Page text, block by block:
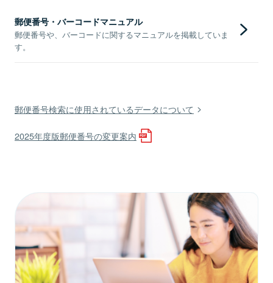
郵便番号・バーコードマニュアル
郵便番号や、バーコードに関するマニュアルを掲載していま
す。
郵便番号検索に使用されているデータについて
2025年度版郵便番号の変更案内